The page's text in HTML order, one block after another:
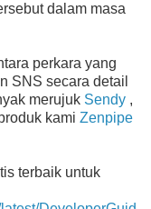
dalam masa
perkara yang
SNS secara detail
merujuk Sendy ,
kami Zenpipe
terbaik untuk